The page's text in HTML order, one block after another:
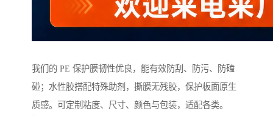
我们的 PE 保护膜韧性优良，能有效防刮、防污、防磕
碰；水性胶搭配特殊助剂，撕膜无残胶，保护板面原生
质感。可定制粘度、尺寸、颜色与包装，适配各类。